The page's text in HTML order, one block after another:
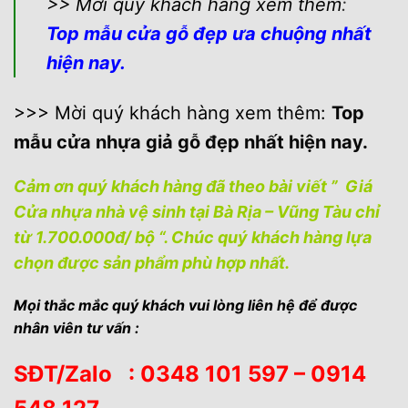
Top mẫu cửa gỗ đẹp ưa chuộng nhất
hiện nay.
>>> Mời quý khách hàng xem thêm: Top
mẫu cửa nhựa giả gỗ đẹp nhất hiện nay.
Cảm ơn quý khách hàng đã theo bài viết ” Giá
Cửa nhựa nhà vệ sinh tại Bà Rịa – Vũng Tàu chỉ
từ 1.700.000đ/ bộ “. Chúc quý khách hàng lựa
chọn được sản phẩm phù hợp nhất.
Mọi thắc mắc quý khách vui lòng liên hệ để được
nhân viên tư vấn :
SĐT/Zalo : 0348 101 597 – 0914